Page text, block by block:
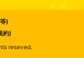
)
約)
reseved.